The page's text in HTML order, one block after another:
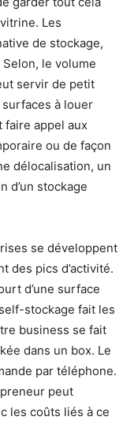
Les
de stockage,
le volume
servir de petit
surfaces à louer
faire appel aux
ou de façon
délocalisation, un
d’un stockage
se développent
des pics d’activité.
d’une surface
stockage fait les
business se fait
dans un box. Le
par téléphone.
peut
les coûts liés à ce